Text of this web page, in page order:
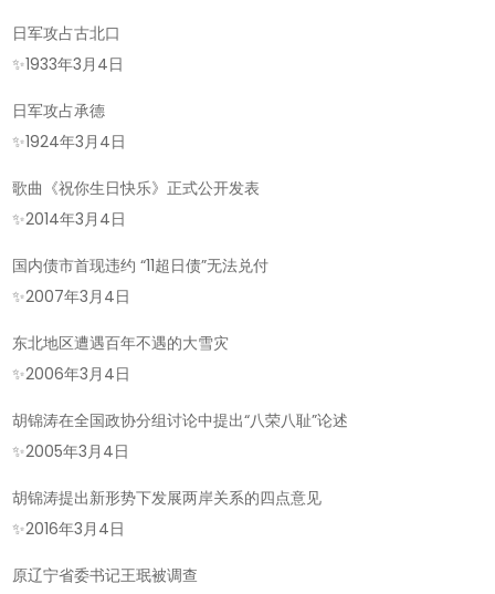
日军攻占古北口
✨1933年3月4日
日军攻占承德
✨1924年3月4日
歌曲《祝你生日快乐》正式公开发表
✨2014年3月4日
国内债市首现违约 “11超日债”无法兑付
✨2007年3月4日
东北地区遭遇百年不遇的大雪灾
✨2006年3月4日
胡锦涛在全国政协分组讨论中提出“八荣八耻”论述
✨2005年3月4日
胡锦涛提出新形势下发展两岸关系的四点意见
✨2016年3月4日
原辽宁省委书记王珉被调查